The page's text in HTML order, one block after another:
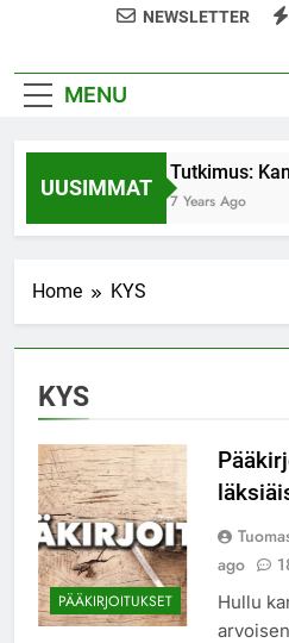
NEWSLETTER
MENU
UUSIMMAT
Tutkimus:
7 Years Ago
Home KYS
KYS
PÄÄKIRJOITUKSET
ago
Hullu